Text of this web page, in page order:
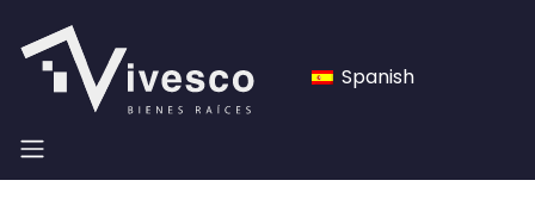
Spanish